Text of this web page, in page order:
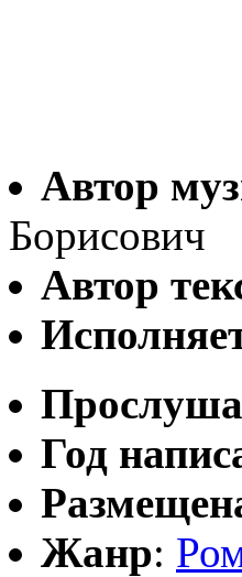
Автор
Борисович
Автор
Год
Жанр: